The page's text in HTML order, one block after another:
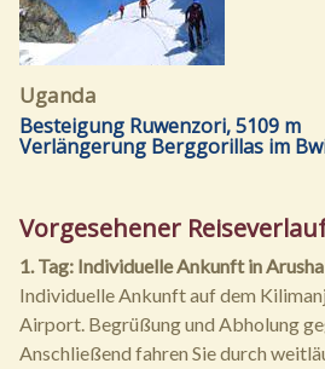
Uganda
Besteigung Ruwenzori, 5109 m
Verlängerung Berggorillas im
Vorgesehener
1. Tag: Individuelle Ankunft in
Individuelle Ankunft auf dem
Airport. Begrüßung und Abholung
Anschließend fahren Sie durch